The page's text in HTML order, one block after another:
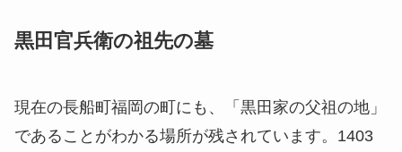
黒田官兵衛の祖先の墓
現在の長船町福岡の町にも、「黒田家の父祖の地」
であることがわかる場所が残されています。1403